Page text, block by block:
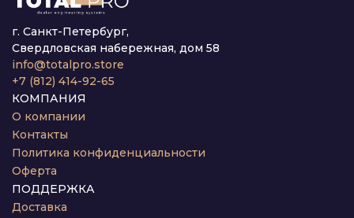
г. Санкт-Петербург,
Свердловская набережная, дом 58
info@totalpro.store
+7 (812) 414-92-65
КОМПАНИЯ
О компании
Контакты
Политика конфиденциальности
Оферта
ПОДДЕРЖКА
Доставка